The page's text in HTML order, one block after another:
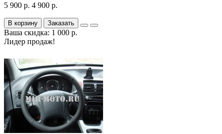
5 900 р. 4 900 р.
В корзину Заказать
Ваша скидка: 1 000 р.
Лидер продаж!